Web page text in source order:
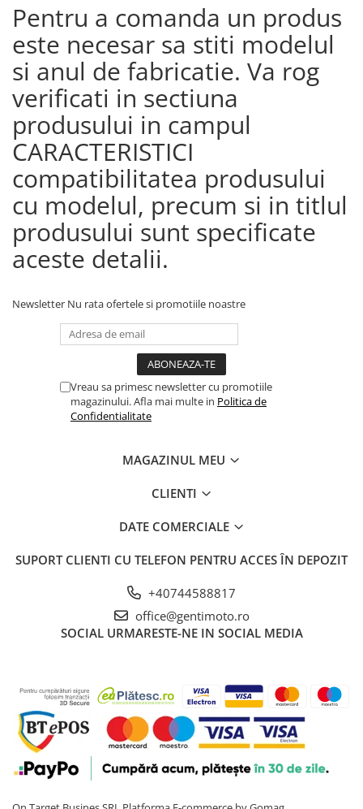
Pentru a comanda un produs
este necesar sa stiti modelul
si anul de fabricatie. Va rog
verificati in sectiuna
produsului in campul
CARACTERISTICI
compatibilitatea produsului
cu modelul, precum si in titlul
produsului sunt specificate
aceste detalii.
Newsletter Nu rata ofertele si promotiile noastre
Vreau sa primesc newsletter cu promotiile
magazinului. Afla mai multe in Politica de
Confidentialitate
MAGAZINUL MEU
CLIENTI
DATE COMERCIALE
SUPORT CLIENTI CU TELEFON PENTRU ACCES ÎN DEPOZIT
+40744588817
office@gentimoto.ro
SOCIAL URMARESTE-NE IN SOCIAL MEDIA